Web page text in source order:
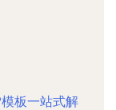
板一站式解